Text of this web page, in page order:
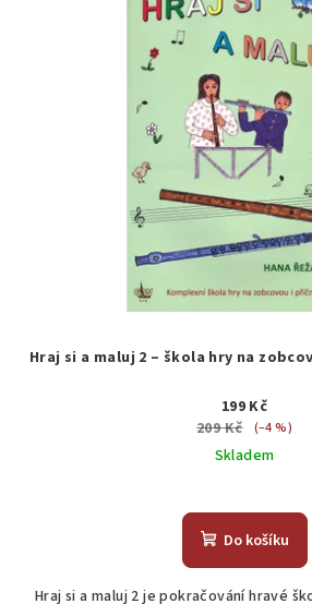
Hraj si a maluj 2 – škola hry na
199 Kč
209 Kč
(–4 %)
Skladem
Do košíku
Hraj si a maluj 2 je pokračování hravé